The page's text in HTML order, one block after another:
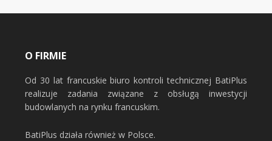
O FIRMIE
Od 30 lat francuskie biuro kontroli technicznej BatiPlus
realizuje zadania związane z obsługą inwestycji
budowlanych na rynku francuskim.
BatiPlus działa również w Polsce.